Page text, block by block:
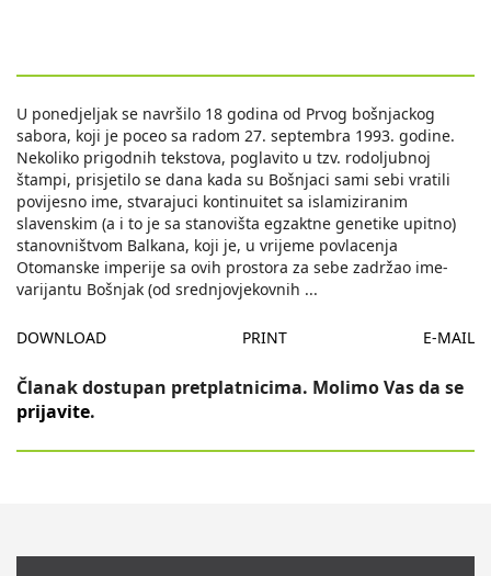
U ponedjeljak se navršilo 18 godina od Prvog bošnjackog
sabora, koji je poceo sa radom 27. septembra 1993. godine.
Nekoliko prigodnih tekstova, poglavito u tzv. rodoljubnoj
štampi, prisjetilo se dana kada su Bošnjaci sami sebi vratili
povijesno ime, stvarajuci kontinuitet sa islamiziranim
slavenskim (a i to je sa stanovišta egzaktne genetike upitno)
stanovništvom Balkana, koji je, u vrijeme povlacenja
Otomanske imperije sa ovih prostora za sebe zadržao ime-
varijantu Bošnjak (od srednjovjekovnih ...
DOWNLOAD PRINT E-MAIL
Članak dostupan pretplatnicima. Molimo Vas da se
prijavite.